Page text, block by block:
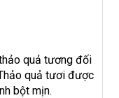
quả tương đối
quả tươi được
bột mịn.